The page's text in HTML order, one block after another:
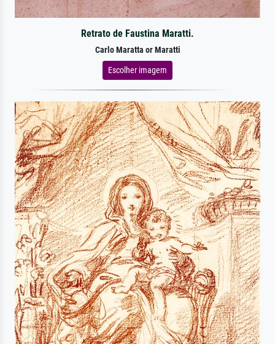
Retrato de Faustina Maratti.
Carlo Maratta or Maratti
Escolher imagem